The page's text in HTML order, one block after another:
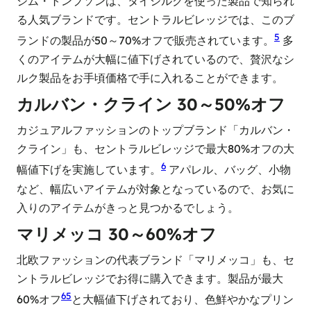
る人気ブランドです。セントラルビレッジでは、このブ
ランドの製品が50～70%オフで販売されています。
5 多
くのアイテムが大幅に値下げされているので、贅沢なシ
ルク製品をお手頃価格で手に入れることができます。
カルバン・クライン 30～50%オフ
カジュアルファッションのトップブランド「カルバン・
クライン」も、セントラルビレッジで最大80%オフの大
幅値下げを実施しています。
6 アパレル、バッグ、小物
など、幅広いアイテムが対象となっているので、お気に
入りのアイテムがきっと見つかるでしょう。
マリメッコ 30～60%オフ
北欧ファッションの代表ブランド「マリメッコ」も、セ
ントラルビレッジでお得に購入できます。製品が最大
60%オフ65と大幅値下げされており、色鮮やかなプリン